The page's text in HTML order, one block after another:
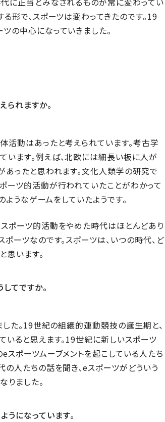
形で、スポーツは変わってきたのです。19
の中心になっていきました。
られますか。
活動はあったと考えられています。考古学
ます。例えば、北欧には細長い板に人が
あったと思われます。文化人類学の研究で
ーツ的活動が行われていたことがわかって
ようなゲームをしていたようです。
ポーツ的活動をやめた時代はほとんどあり
ーツなのです。スポーツは、いつの時代、ど
思います。
てですか。
た。19世紀の組織的運動競技の誕生期と、
ると思えます。19世紀に新しいスポーツ
ポーツムーブメントを起こしている人たち
人たちの話を聞き、eスポーツがどういう
りました。
になっています。